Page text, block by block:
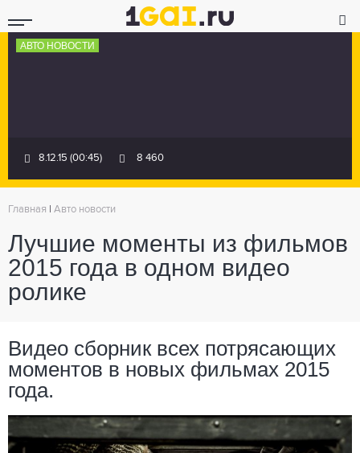
АВТО НОВОСТИ
8.12.15 (00:45) 8 460
Главная Авто новости
Лучшие моменты из фильмов
2015 года в одном видео
ролике
Видео сборник всех потрясающих
моментов в новых фильмах 2015
года.